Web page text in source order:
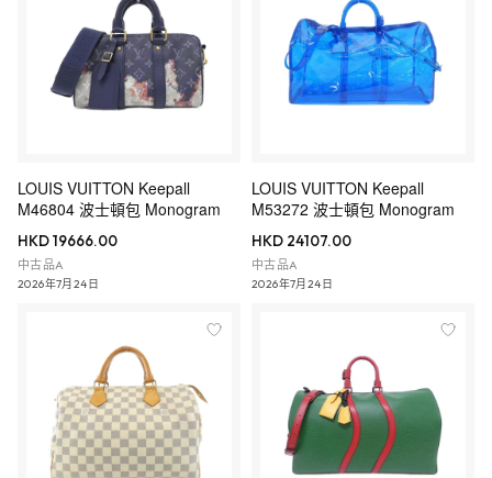
LOUIS VUITTON Keepall
M46804 波士頓包 Monogram
HKD 19666.00
中古品A
2026年7月24日
LOUIS VUITTON Keepall
M53272 波士頓包 Monogram
HKD 24107.00
中古品A
2026年7月24日